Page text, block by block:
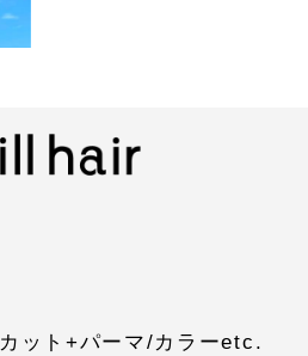
カット+パーマ/カラーetc.